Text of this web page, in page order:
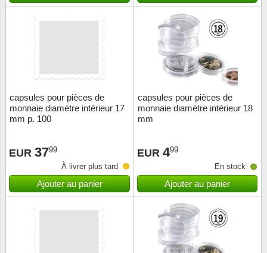
capsules pour pièces de
monnaie diamètre intérieur 17
mm p. 100
EUR 3799
À livrer plus tard
Ajouter au panier
capsules pour pièces de
monnaie diamètre intérieur 18
mm
EUR 499
En stock
Ajouter au panier